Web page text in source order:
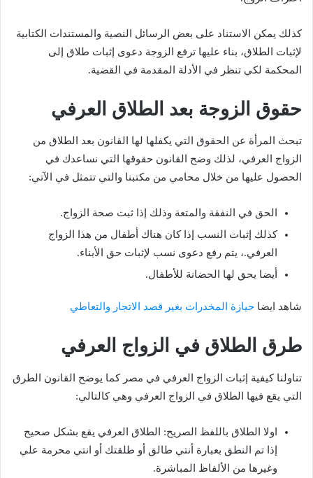
كذلك يمكن الاستناد على بعض الرسائل النصية والمستندات الكتابية
لإثبات الطلاق، بناء عليها ترفع الزوجة دعوى إثبات طلاق إلى
المحكمة لكي تنظر في الأدلة المقدمة في القضية.
حقوق الزوجة بعد الطلاق العرفي
تبحث المرأة عن الحقوق التي يكفلها لها القانون بعد الطلاق من
الزواج العرفي، لذلك وضح القانون حقوقها التي نساعدك في
الحصول عليها من خلال محامي من مكتبنا والتي تتمثل في الآتي:
الحق في النفقة والمتعة وذلك إذا ثبت صحة الزواج.
كذلك إثبات النسب إذا كان هناك أطفال من هذا الزواج
العرفي.، يتم رفع دعوى نسب لإثبات حق الأبناء.
أيضا يحق لها الحضانة للأطفال.
شاهد ايضا حيازة المخدرات بغير قصد الاتجار والتعاطي
طرق الطلاق في الزواج العرفي
تناولنا كيفية إثبات الزواج العرفي في مصر كما يوضح القانون الطرق
التي يقع فيها الطلاق في الزواج العرفي وهي كالتالي:
اولا الطلاق باللفظ الصريح: الطلاق العرفي يقع بشكل صحيح
إذا تم النطق بعبارة أنتي طالق أو طلقتك أو انتي محرمة علي
وغيرها من الألفاظ المباشرة.